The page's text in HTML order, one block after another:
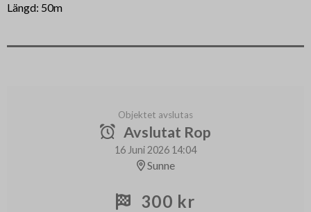
Längd: 50m
Objektet avslutas
Avslutat Rop
16 Juni 2026 14:04
Sunne
300 kr